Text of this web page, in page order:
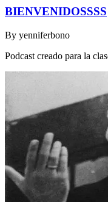
BIENVENIDOSSSS
By yenniferbono
Podcast creado para la